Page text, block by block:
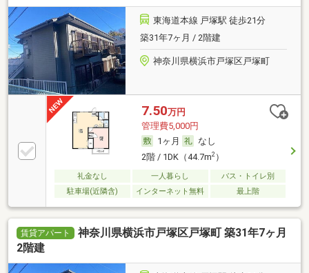
東海道本線 戸塚駅 徒歩21分
築31年7ヶ月 / 2階建
神奈川県横浜市戸塚区戸塚町
7.50万円
管理費5,000円
1ヶ月
なし
2階 / 1DK（44.7m2）
礼金なし 一人暮らし
バス・トイレ別
駐車場(近隣含)
インターネット無料 最上階
賃貸アパート
神奈川県横浜市戸塚区戸塚町 築31年7ヶ月
2階建